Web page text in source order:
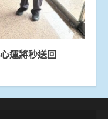
運將秒送回